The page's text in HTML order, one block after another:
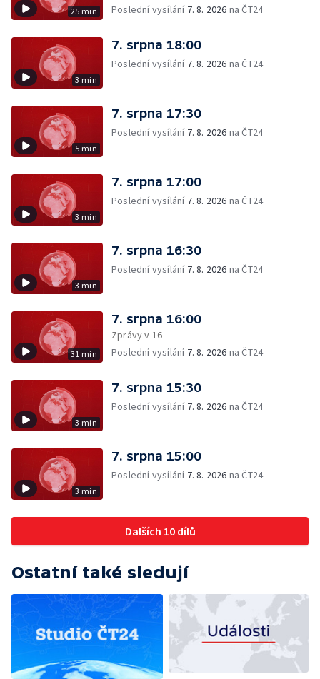
25 min
Poslední vysílání 7. 8. 2026 na ČT24
3 min
7. srpna 18:00
Poslední vysílání 7. 8. 2026 na ČT24
5 min
7. srpna 17:30
Poslední vysílání 7. 8. 2026 na ČT24
3 min
7. srpna 17:00
Poslední vysílání 7. 8. 2026 na ČT24
3 min
7. srpna 16:30
Poslední vysílání 7. 8. 2026 na ČT24
31 min
7. srpna 16:00
Zprávy v 16
Poslední vysílání 7. 8. 2026 na ČT24
3 min
7. srpna 15:30
Poslední vysílání 7. 8. 2026 na ČT24
3 min
7. srpna 15:00
Poslední vysílání 7. 8. 2026 na ČT24
Dalších 10 dílů
Ostatní také sledují